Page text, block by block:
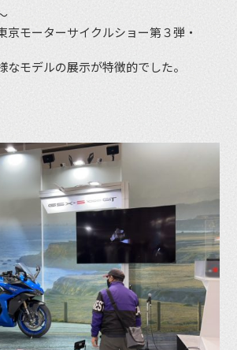
京モーターサイクルショー第３弾・
なモデルの展示が特徴的でした。